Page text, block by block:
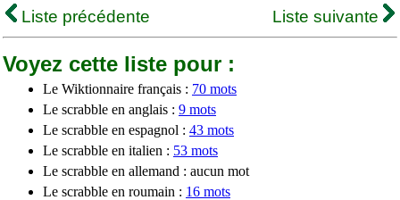
Liste précédente
Liste suivante
Voyez cette liste pour :
Le Wiktionnaire français : 70 mots
Le scrabble en anglais : 9 mots
Le scrabble en espagnol : 43 mots
Le scrabble en italien : 53 mots
Le scrabble en allemand : aucun mot
Le scrabble en roumain : 16 mots